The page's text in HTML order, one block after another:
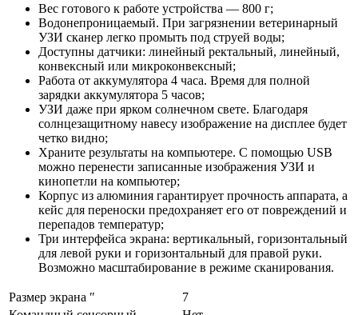
Вес готового к работе устройства — 800 г;
Водонепроницаемый. При загрязнении ветеринарный
УЗИ сканер легко промыть под струей воды;
Доступны датчики: линейный ректальный, линейный,
конвексный или микроконвексный;
Работа от аккумулятора 4 часа. Время для полной
зарядки аккумулятора 5 часов;
УЗИ даже при ярком солнечном свете. Благодаря
солнцезащитному навесу изображение на дисплее будет
четко видно;
Храните результаты на компьютере. С помощью USB
можно перенести записанные изображения УЗИ и
кинопетли на компьютер;
Корпус из алюминия гарантирует прочность аппарата, а
кейс для переноски предохраняет его от повреждений и
перепадов температур;
Три интерфейса экрана: вертикальный, горизонтальный
для левой руки и горизонтальный для правой руки.
Возможно масштабирование в режиме сканирования.
Размер экрана ″
7